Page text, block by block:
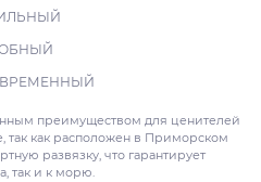
преимуществом для ценителей
как расположен в Приморском
развязку, что гарантирует
так и к морю.